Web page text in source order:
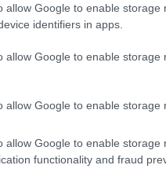
allow Google to enable
identifiers in apps.
allow Google to enable
allow Google to enable storage
allow Google to enable storage
functionality and fraud
18.06.2026
«PosoKanei»:
νέας
τιμές στα ίδια